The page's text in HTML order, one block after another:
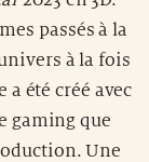
passés à la
à la fois
été créé avec
gaming que
Une